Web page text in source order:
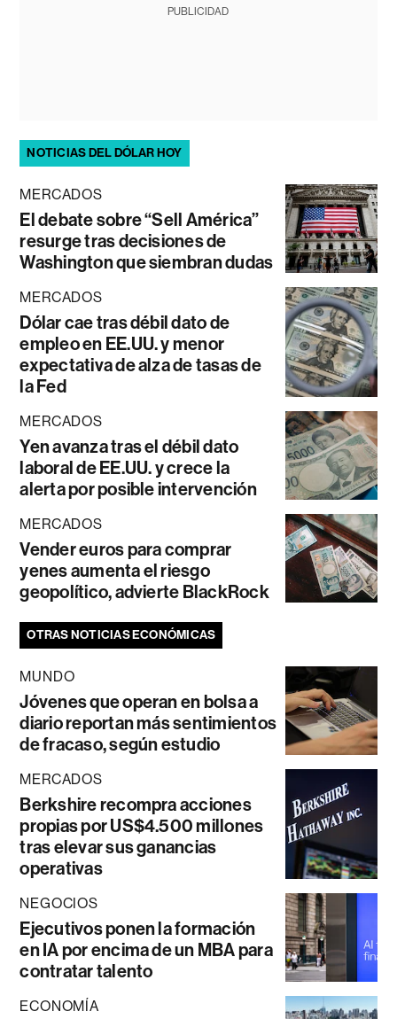
PUBLICIDAD
NOTICIAS DEL DÓLAR HOY
MERCADOS
El debate sobre “Sell América”
resurge tras decisiones de
Washington que siembran dudas
MERCADOS
Dólar cae tras débil dato de
empleo en EE.UU. y menor
expectativa de alza de tasas de
la Fed
MERCADOS
Yen avanza tras el débil dato
laboral de EE.UU. y crece la
alerta por posible intervención
MERCADOS
Vender euros para comprar
yenes aumenta el riesgo
geopolítico, advierte BlackRock
OTRAS NOTICIAS ECONÓMICAS
MUNDO
Jóvenes que operan en bolsa a
diario reportan más sentimientos
de fracaso, según estudio
MERCADOS
Berkshire recompra acciones
propias por US$4.500 millones
tras elevar sus ganancias
operativas
NEGOCIOS
Ejecutivos ponen la formación
en IA por encima de un MBA para
contratar talento
ECONOMÍA